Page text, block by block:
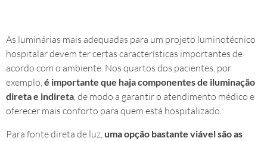
As luminárias mais adequadas para um projeto luminotécnico
hospitalar devem ter certas características importantes de
acordo com o ambiente. Nos quartos dos pacientes, por
exemplo, é importante que haja componentes de iluminação
direta e indireta , de modo a garantir o atendimento médico e
oferecer mais conforto para quem está hospitalizado.
Para fonte direta de luz, uma opção bastante viável são as